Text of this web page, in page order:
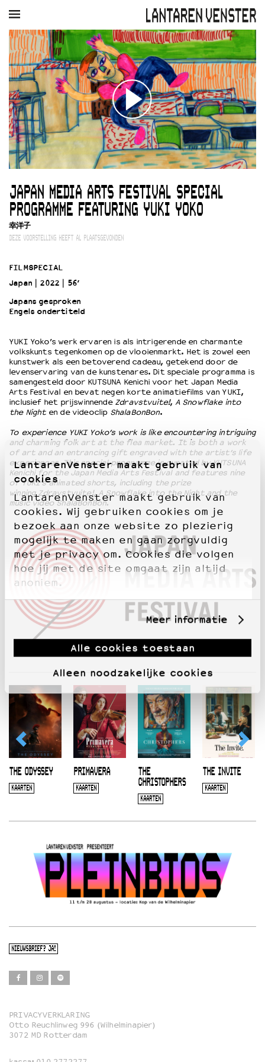
LantarenVenster maakt gebruik van
cookies
LantarenVenster maakt gebruik van
cookies. Wij gebruiken cookies om je
bezoek aan onze website zo plezierig
mogelijk te maken en gaan zorgvuldig
met je privacy om. Cookies die volgen
hoe jij met de site omgaat zijn altijd
anoniem.
Meer informatie
Alle cookies toestaan
Alleen noodzakelijke cookies
AGENDA FILM MUZIEK RESTAURANT VERHUUR
Winkelmandje
Zoek
PLAN JE BEZOEK
Openingstijden & contact
Bereikbaarheid
Kaartverkoop
EDUCATIE
Schoolvoorstellingen
Filmprogramma’s Primair Onderwijs
Filmprogramma’s VO/MBO
OVER LANTARENVENSTER
Wat we doen
Wie is wie
Word vriend
Historie
Partners
Huisregels
Privacyverklaring
Duurzaamheid
Culturele boycot Israël
Ruimte voor artistieke vrijheid – VNPF
JAPAN MEDIA ARTS FESTIVAL SPECIAL
PROGRAMME FEATURING YUKI YOKO
幸洋子
DEZE VOORSTELLING HEEFT AL PLAATSGEVONDEN
FILMSPECIAL
Japan
2022
56’
Japans gesproken
Engels ondertiteld
YUKI Yoko’s werk ervaren is als intrigerende en charmante
volkskunts tegenkomen op de vlooienmarkt. Het is zowel een
kunstwerk als een betoverend cadeau, getekend door de
levenservaring van de kunstenares. Dit speciale programma is
samengesteld door KUTSUNA Kenichi voor het Japan Media
Arts Festival en bevat negen korte animatiefilms van YUKI,
inclusief het prijswinnende Zdravstvuite!, A Snowflake into
the Nighten de videoclip ShalaBonBon.
To experience YUKI Yoko’s work is like encountering intriguing
and charming folk art at the flea market. It is both a work
of art and an entrancing gift engraved with the artist’s life
experiences. This special programme is curated by KUTSUNA
Kenichi for the Japan Media Arts Festival and features nine
of YUKI’s animated shorts, including the prize
winning Zdravstvuite!, A Snowflake into the Night and the
music video ShalaBonBon.
THE ODYSSEY
KAARTEN
PRIMAVERA
KAARTEN
THE
CHRISTOPHERS
KAARTEN
THE INVITE
KAARTEN
NIEUWSBRIEF? JA!
Film
PRIVACYVERKLARING
Otto Reuchlinweg 996 (Wilhelminapier)
3072 MD Rotterdam